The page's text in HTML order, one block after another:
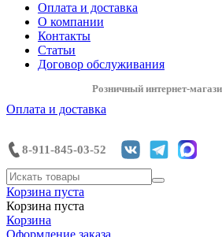
Оплата и доставка
О компании
Контакты
Статьи
Договор обслуживания
Розничный интернет-
Оплата и доставка
8-911-845-03-52
Корзина пуста
Корзина пуста
Корзина
Оформление заказа